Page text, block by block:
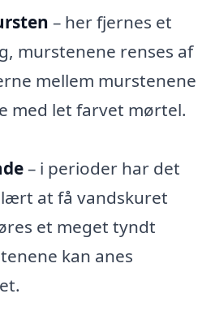
– her fjernes et
murstenene renses af
mellem murstenene
med let farvet mørtel.
– i perioder har det
at få vandskuret
et meget tyndt
kan anes